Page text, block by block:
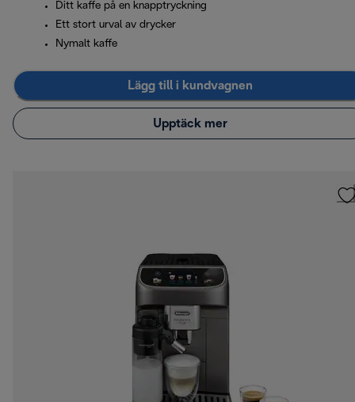
Ditt kaffe på en knapptryckning
Ett stort urval av drycker
Nymalt kaffe
Lägg till i kundvagnen
Upptäck mer